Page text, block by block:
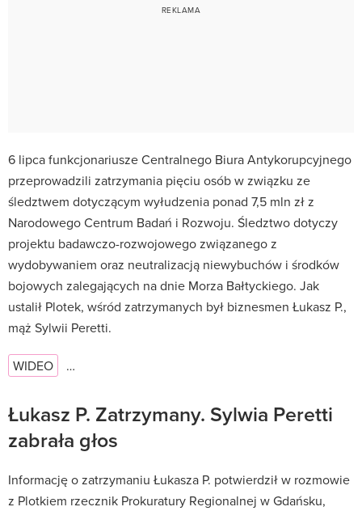
6 lipca funkcjonariusze Centralnego Biura Antykorupcyjnego
przeprowadzili zatrzymania pięciu osób w związku ze
śledztwem dotyczącym wyłudzenia ponad 7,5 mln zł z
Narodowego Centrum Badań i Rozwoju. Śledztwo dotyczy
projektu badawczo-rozwojowego związanego z
wydobywaniem oraz neutralizacją niewybuchów i środków
bojowych zalegających na dnie Morza Bałtyckiego. Jak
ustalił Plotek, wśród zatrzymanych był biznesmen Łukasz P.,
mąż Sylwii Peretti.
WIDEO …
Łukasz P. Zatrzymany. Sylwia Peretti
zabrała głos
Informację o zatrzymaniu Łukasza P. potwierdził w rozmowie
z Plotkiem rzecznik Prokuratury Regionalnej w Gdańsku,